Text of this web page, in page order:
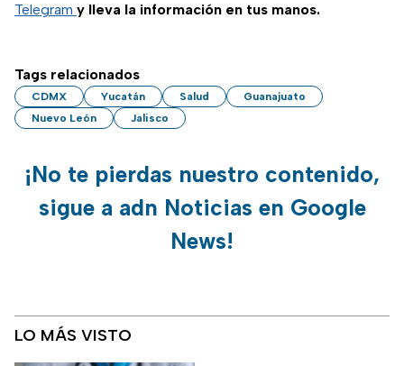
Telegram y lleva la información en tus manos.
Tags relacionados
CDMX Yucatán Salud
Guanajuato
Nuevo León
Jalisco
¡No te pierdas nuestro contenido,
sigue a adn Noticias en Google
News!
LO MÁS VISTO